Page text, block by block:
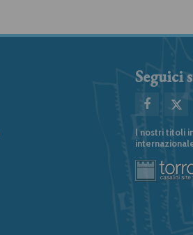
Seguici
I nostri titoli